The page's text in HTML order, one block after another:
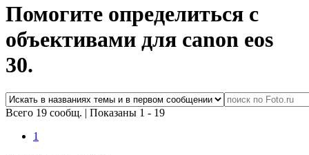
Помогите определиться с
объективами для canon eos
30.
Всего 19 сообщ. | Показаны 1 - 19
1